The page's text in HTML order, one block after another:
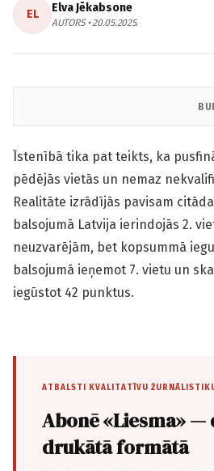
EL Elva Jēkabsone
AUTORS • 20.05.2025.
Īstenībā tika pat teikts, ka
pēdējās vietās un nemaz
Realitāte izrādījās pavisam
balsojumā Latvija ierindojās 2.
neuzvarējām, bet kopsummā
balsojumā ieņemot 7. vietu un
iegūstot 42 punktus.
ATBALSTI KVALITATĪVU
Abonē «Liesma» —
drukātā formātā